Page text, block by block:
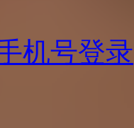
机号登录